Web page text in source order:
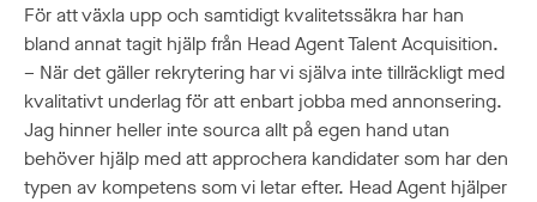
För att växla upp och samtidigt kvalitetssäkra har han
bland annat tagit hjälp från Head Agent Talent Acquisition.
– När det gäller rekrytering har vi själva inte tillräckligt med
kvalitativt underlag för att enbart jobba med annonsering.
Jag hinner heller inte sourca allt på egen hand utan
behöver hjälp med att approchera kandidater som har den
typen av kompetens som vi letar efter. Head Agent hjälper